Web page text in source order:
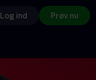
Log ind Prøv nu